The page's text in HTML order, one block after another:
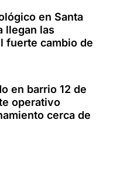
en Santa
llegan las
fuerte cambio de
en barrio 12 de
operativo
cerca de